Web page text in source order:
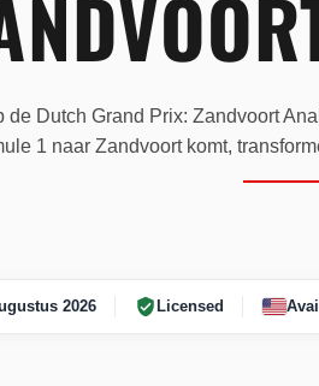
de Dutch Grand Prix: Zandvoort
1 naar Zandvoort komt,
2026 Licensed